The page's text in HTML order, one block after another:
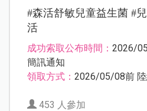
#森活舒敏兒童益生菌 #
活
成功索取公布時間： 2026/
簡訊通知
領取方式： 2026/05/08前
453 人參加